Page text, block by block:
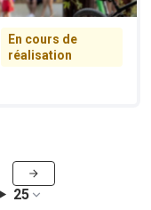
En cours de
réalisation
25